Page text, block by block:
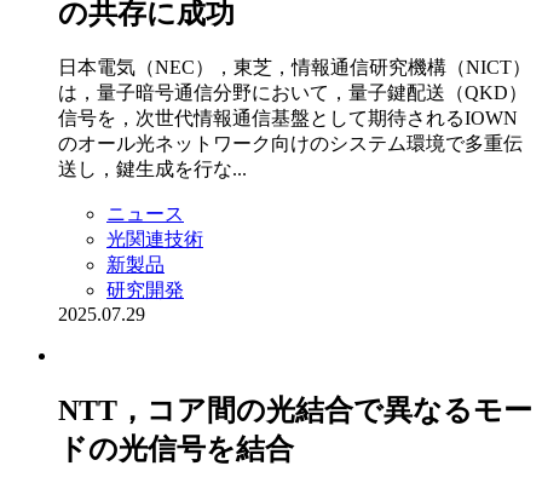
の共存に成功
日本電気（NEC），東芝，情報通信研究機構（NICT）
は，量子暗号通信分野において，量子鍵配送（QKD）
信号を，次世代情報通信基盤として期待されるIOWN
のオール光ネットワーク向けのシステム環境で多重伝
送し，鍵生成を行な...
ニュース
光関連技術
新製品
研究開発
2025.07.29
NTT，コア間の光結合で異なるモー
ドの光信号を結合